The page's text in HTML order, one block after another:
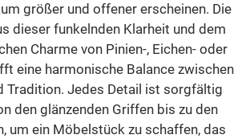
größer und offener erscheinen. Die
dieser funkelnden Klarheit und dem
Charme von Pinien-, Eichen- oder
eine harmonische Balance zwischen
Tradition. Jedes Detail ist sorgfältig
den glänzenden Griffen bis zu den
um ein Möbelstück zu schaffen, das